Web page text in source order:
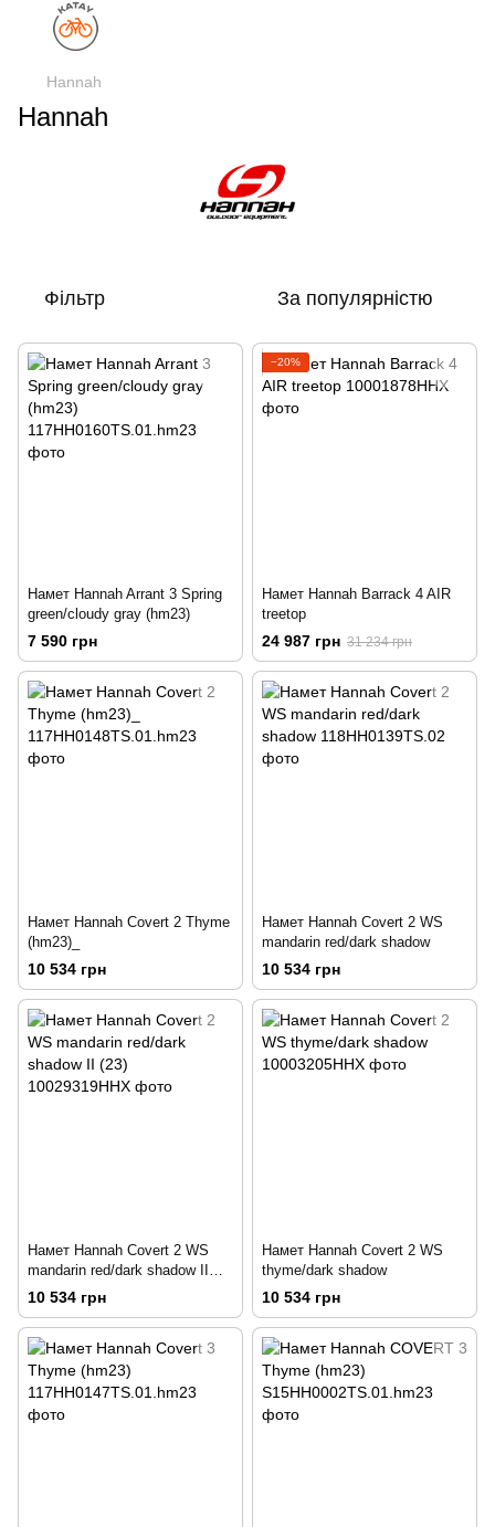
Hannah
Hannah
Фільтр За популярністю
Намет Hannah Arrant 3 Spring
green/cloudy gray (hm23)
7 590 грн
−20%
Намет Hannah Barrack 4 AIR
treetop
24 987 грн 31 234 грн
Намет Hannah Covert 2 Thyme
(hm23)_
10 534 грн
Намет Hannah Covert 2 WS
mandarin red/dark shadow
10 534 грн
Намет Hannah Covert 2 WS
mandarin red/dark shadow II
(23)
10 534 грн
Намет Hannah Covert 2 WS
thyme/dark shadow
10 534 грн